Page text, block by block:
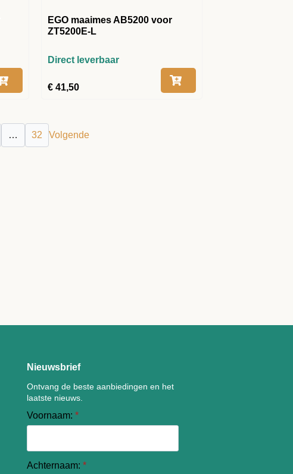
EGO maaimes AB5200 voor
ZT5200E-L
Direct leverbaar
€41,50
… 32 Volgende
Nieuwsbrief
Ontvang de beste aanbiedingen en het
laatste nieuws.
Voornaam: *
Achternaam: *